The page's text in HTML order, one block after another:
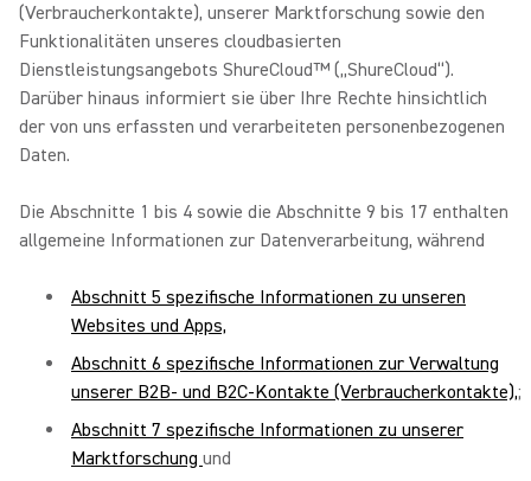
(Verbraucherkontakte), unserer Marktforschung sowie den
Funktionalitäten unseres cloudbasierten
Dienstleistungsangebots ShureCloud™ („ShureCloud“).
Darüber hinaus informiert sie über Ihre Rechte hinsichtlich
der von uns erfassten und verarbeiteten personenbezogenen
Daten.
Die Abschnitte 1 bis 4 sowie die Abschnitte 9 bis 17 enthalten
allgemeine Informationen zur Datenverarbeitung, während
Abschnitt 5 spezifische Informationen zu unseren
Websites und Apps,
Abschnitt 6 spezifische Informationen zur Verwaltung
unserer B2B- und B2C-Kontakte (Verbraucherkontakte),;
Abschnitt 7 spezifische Informationen zu unserer
Marktforschung und